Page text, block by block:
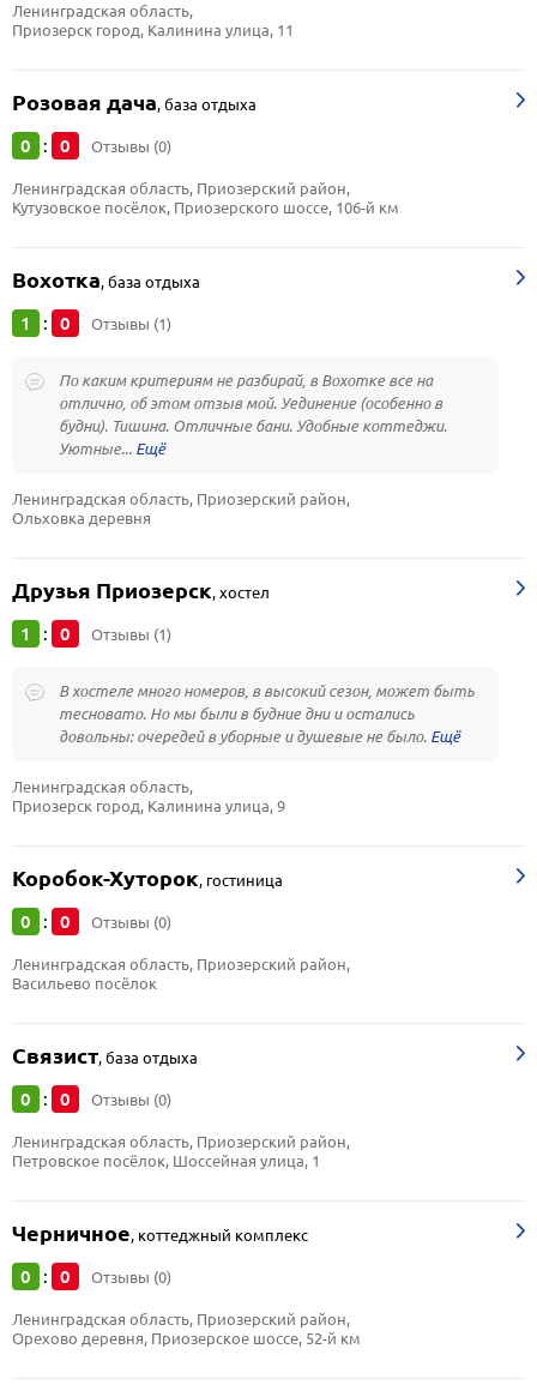
Ленинградская область,
Приозерск город, Калинина улица, 11
Розовая дача,база отдыха
0 : 0 Отзывы (0)
Ленинградская область, Приозерский район,
Кутузовское посёлок, Приозерского шоссе, 106-й км
Вохотка,база отдыха
1 : 0 Отзывы (1)
По каким критериям не разбирай, в Вохотке все на
отлично, об этом отзыв мой. Уединение (особенно в
будни). Тишина. Отличные бани. Удобные коттеджи.
Уютные...
Ленинградская область, Приозерский район,
Ольховка деревня
Друзья Приозерск,хостел
1 : 0 Отзывы (1)
В хостеле много номеров, в высокий сезон, может быть
тесновато. Но мы были в будние дни и остались
довольны: очередей в уборные и душевые не было.
Ленинградская область,
Приозерск город, Калинина улица, 9
Коробок-Хуторок, гостиница
0 : 0 Отзывы (0)
Ленинградская область, Приозерский район,
Васильево посёлок
Связист,база отдыха
0 : 0 Отзывы (0)
Ленинградская область, Приозерский район,
Петровское посёлок, Шоссейная улица, 1
Черничное, коттеджный комплекс
0 : 0 Отзывы (0)
Ленинградская область, Приозерский район,
Орехово деревня, Приозерское шоссе, 52-й км